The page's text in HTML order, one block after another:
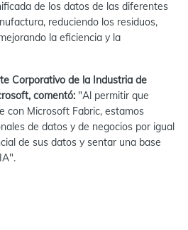
de los datos de las diferentes
reduciendo los residuos,
la eficiencia y la
Corporativo de la Industria de
comentó: "Al permitir que
con Microsoft Fabric, estamos
de datos y de negocios por igual
de sus datos y sentar una base